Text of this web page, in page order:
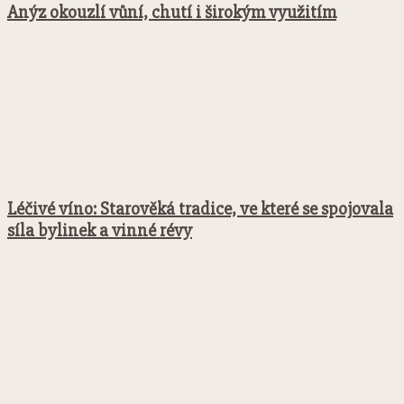
Anýz okouzlí vůní, chutí i širokým využitím
Léčivé víno: Starověká tradice, ve které se spojovala
síla bylinek a vinné révy